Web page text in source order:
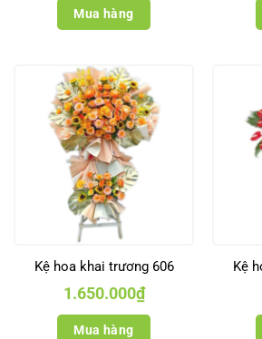
Mua hàng
Kệ hoa khai trương 606
1.650.000₫
Mua hàng
Kệ